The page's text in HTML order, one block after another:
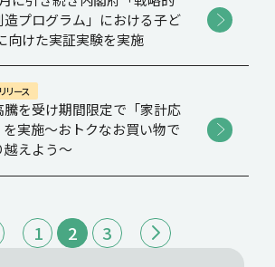
プログラム」における子ど
向けた実証実験を実施
リース
を受け期間限定で「家計応
実施～おトクなお買い物で
えよう～
1 2 3